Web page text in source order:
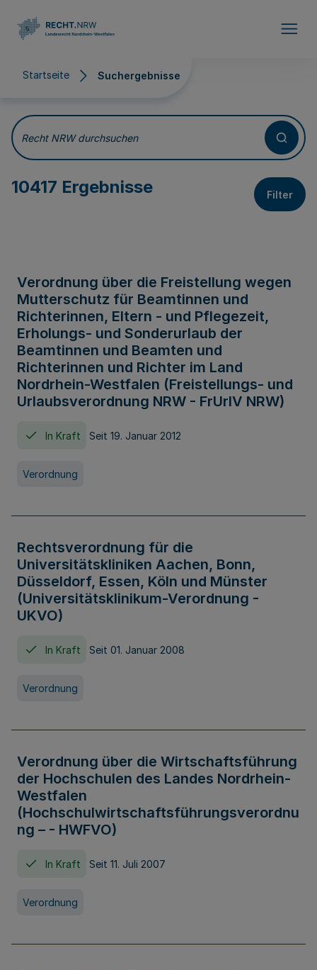
Startseite Suchergebnisse
Suchergebnisse
Recht NRW durchsuchen
10417 Ergebnisse Filter
Verordnung über die Freistellung wegen
Mutterschutz für Beamtinnen und
Richterinnen, Eltern - und Pflegezeit,
Erholungs- und Sonderurlaub der
Beamtinnen und Beamten und
Richterinnen und Richter im Land
Nordrhein-Westfalen (Freistellungs- und
Urlaubsverordnung NRW - FrUrlV NRW)
In Kraft Seit 19. Januar 2012
Verordnung
Rechtsverordnung für die
Universitätskliniken Aachen, Bonn,
Düsseldorf, Essen, Köln und Münster
(Universitätsklinikum-Verordnung -
UKVO)
In Kraft Seit 01. Januar 2008
Verordnung
Verordnung über die Wirtschaftsführung
der Hochschulen des Landes Nordrhein-
Westfalen
(Hochschulwirtschaftsführungsverordnu
ng – - HWFVO)
In Kraft Seit 11. Juli 2007
Verordnung